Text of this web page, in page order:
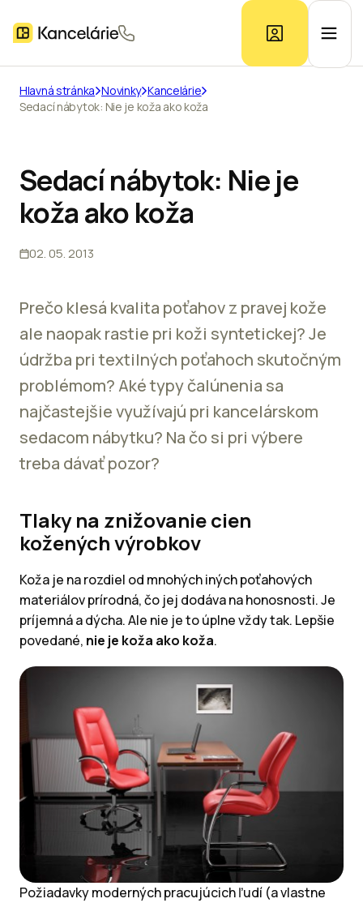
Prieskum trhu
Hlavná stránka Novinky Kancelárie
Sedací nábytok: Nie je koža ako koža
Sedací nábytok: Nie je
koža ako koža
02. 05. 2013
Prečo klesá kvalita poťahov z pravej kože
ale naopak rastie pri koži syntetickej? Je
údržba pri textilných poťahoch skutočným
problémom? Aké typy čalúnenia sa
najčastejšie využívajú pri kancelárskom
sedacom nábytku? Na čo si pri výbere
treba dávať pozor?
Tlaky na znižovanie cien
kožených výrobkov
Koža je na rozdiel od mnohých iných poťahových
materiálov prírodná, čo jej dodáva na honosnosti. Je
príjemná a dýcha. Ale nie je to úplne vždy tak. Lepšie
povedané, nie je koža ako koža.
Požiadavky moderných pracujúcich ľudí (a vlastne